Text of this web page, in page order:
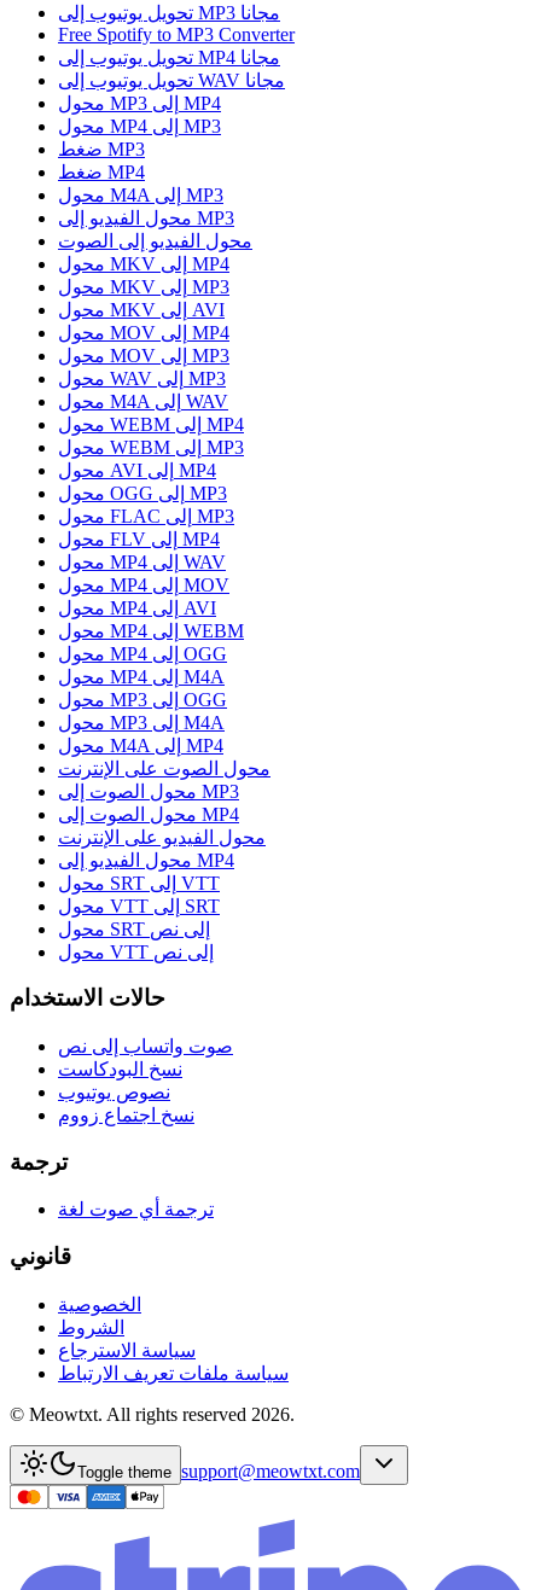
تحويل يوتيوب إلى MP3 مجانا
Free Spotify to MP3 Converter
تحويل يوتيوب إلى MP4 مجانا
تحويل يوتيوب إلى WAV مجانا
محول MP3 إلى MP4
محول MP4 إلى MP3
ضغط MP3
ضغط MP4
محول M4A إلى MP3
محول الفيديو إلى MP3
محول الفيديو إلى الصوت
محول MKV إلى MP4
محول MKV إلى MP3
محول MKV إلى AVI
محول MOV إلى MP4
محول MOV إلى MP3
محول WAV إلى MP3
محول M4A إلى WAV
محول WEBM إلى MP4
محول WEBM إلى MP3
محول AVI إلى MP4
محول OGG إلى MP3
محول FLAC إلى MP3
محول FLV إلى MP4
محول MP4 إلى WAV
محول MP4 إلى MOV
محول MP4 إلى AVI
محول MP4 إلى WEBM
محول MP4 إلى OGG
محول MP4 إلى M4A
محول MP3 إلى OGG
محول MP3 إلى M4A
محول M4A إلى MP4
محول الصوت على الإنترنت
محول الصوت إلى MP3
محول الصوت إلى MP4
محول الفيديو على الإنترنت
محول الفيديو إلى MP4
محول SRT إلى VTT
محول VTT إلى SRT
محول SRT إلى نص
محول VTT إلى نص
حالات الاستخدام
صوت واتساب إلى نص
نسخ البودكاست
نصوص يوتيوب
نسخ اجتماع زووم
ترجمة
ترجمة أي صوت لغة
قانوني
الخصوصية
الشروط
سياسة الاسترجاع
سياسة ملفات تعريف الارتباط
© Meowtxt. All rights reserved 2026.
Toggle theme support@meowtxt.com